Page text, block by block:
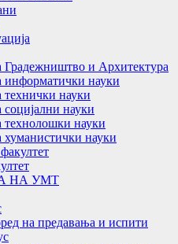
Градежништво и Архитектура
информатички науки
технички науки
социјални науки
технолошки науки
хуманистички науки
НА УМТ
на предавањa и испити